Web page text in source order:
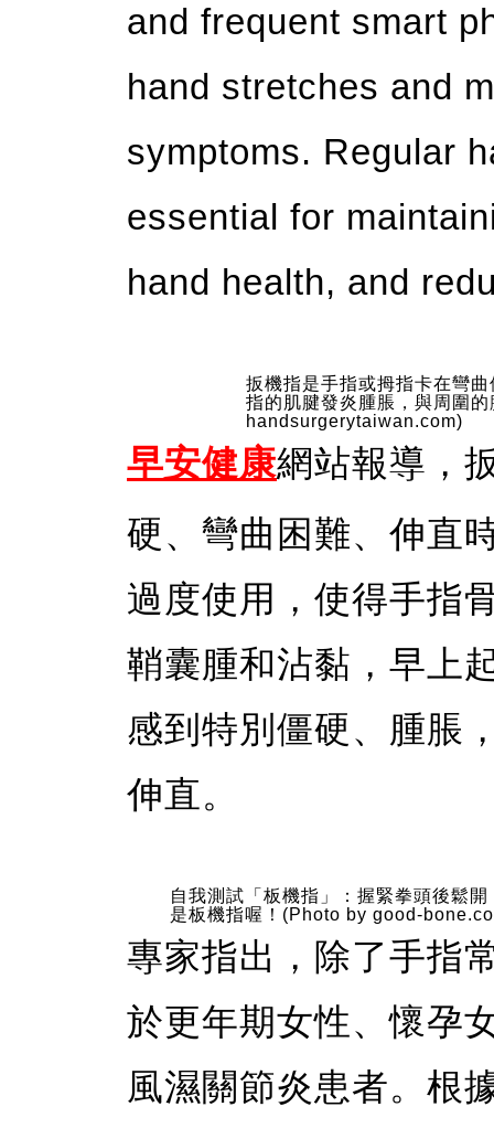
and frequent smart
hand stretches and
symptoms. Regular
essential for
hand health, and
扳機指是手指或拇指卡在彎
指的肌腱發炎腫脹，與周圍
handsurgerytaiwan.com)
早安健康網站報導，
硬、彎曲困難、伸直
過度使用，使得手指
鞘囊腫和沾黏，早上
感到特別僵硬、腫脹
伸直。
自我測試「板機指」：握緊拳頭後鬆
是板機指喔！(Photo by good-
專家指出，除了手指
於更年期女性、懷孕
風濕關節炎患者。根